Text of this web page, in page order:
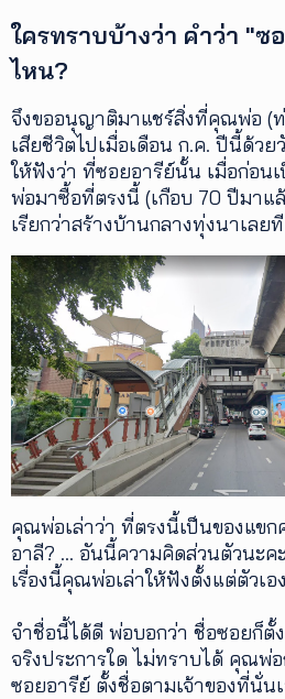
เติม
เรา
เงื่อนไข
การ
ให้
บริการ
ดาวน์
โหลด
แอปฯ
ใครทราบบ้างว่า คำว่า "ซ
ไหน?
จึงขออนุญาติมาแชร์สิ่งที่คุณพ่อ (ท่
เสียชีวิตไปเมื่อเดือน ก.ค. ปีนี้ด้วย
ให้ฟังว่า ที่ซอยอารีย์นั้น เมื่อก่อ
พ่อมาซื้อที่ตรงนี้ (เกือบ 70 ปีมาแ
เรียกว่าสร้างบ้านกลางทุ่งนาเลย
คุณพ่อเล่าว่า ที่ตรงนี้เป็นของแขก
อาลี? ... อันนี้ความคิดส่วนตัวนะค
เรื่องนี้คุณพ่อเล่าให้ฟังตั้งแต่ตัวเอ
จำชื่อนี้ได้ดี พ่อบอกว่า ชื่อซอยก็ตั้
จริงประการใด ไม่ทราบได้ คุณพ่
ซอยอารีย์ ตั้งชื่อตามเจ้าของที่นั่น